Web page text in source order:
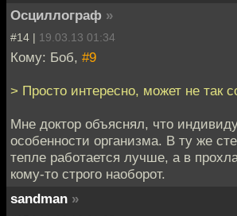
Осциллограф »
#14 | 19.03.13 01:34
Кому: Боб, #9
> Просто интересно, может не так
Мне доктор объяснял, что
особенности организма. В ту же
тепле работается лучше, а в
кому-то строго наоборот.
sandman »